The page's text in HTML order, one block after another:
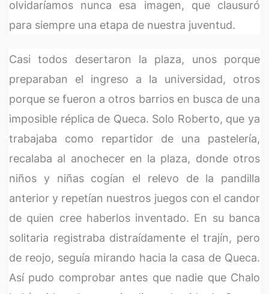
olvidaríamos nunca esa imagen, que clausuró
para siempre una etapa de nuestra juventud.
Casi todos desertaron la plaza, unos porque
preparaban el ingreso a la universidad, otros
porque se fueron a otros barrios en busca de una
imposible réplica de Queca. Solo Roberto, que ya
trabajaba como repartidor de una pastelería,
recalaba al anochecer en la plaza, donde otros
niños y niñas cogían el relevo de la pandilla
anterior y repetían nuestros juegos con el candor
de quien cree haberlos inventado. En su banca
solitaria registraba distraídamente el trajín, pero
de reojo, seguía mirando hacia la casa de Queca.
Así pudo comprobar antes que nadie que Chalo